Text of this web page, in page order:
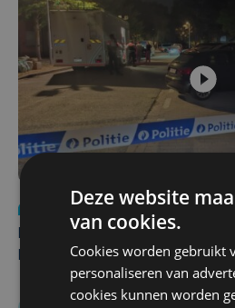
Nieuws
di 4 augustus |
Pieters Brugge
Deze website
van cookies.
Cookies worden gebruikt
personaliseren van
cookies kunnen worden